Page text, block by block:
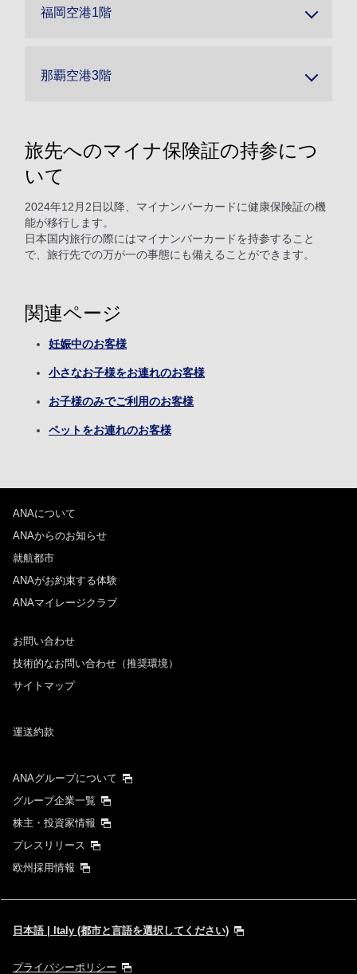
福岡空港1階
那覇空港3階
旅先へのマイナ保険証の持参につ
いて
2024年12月2日以降、マイナンバーカードに健康保険証の機
能が移行します。
日本国内旅行の際にはマイナンバーカードを持参すること
で、旅行先での万が一の事態にも備えることができます。
関連ページ
妊娠中のお客様
小さなお子様をお連れのお客様
お子様のみでご利用のお客様
ペットをお連れのお客様
ANAについて
ANAからのお知らせ
就航都市
ANAがお約束する体験
ANAマイレージクラブ
お問い合わせ
技術的なお問い合わせ（推奨環境）
サイトマップ
運送約款
ANAグループについて
グループ企業一覧
株主・投資家情報
プレスリリース
欧州採用情報
日本語 | Italy (都市と言語を選択してください)
プライバシーポリシー